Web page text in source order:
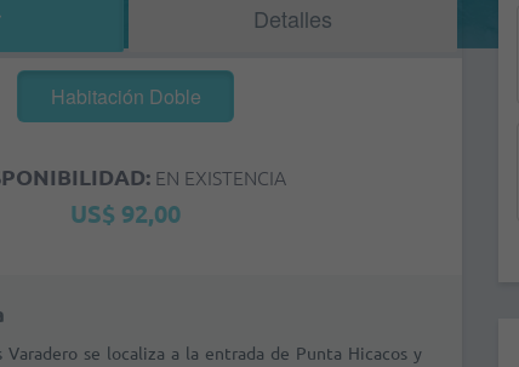
Detalles
Habitación Doble
EN EXISTENCIA
US$ 92,00
se localiza a la entrada de Punta Hicacos y